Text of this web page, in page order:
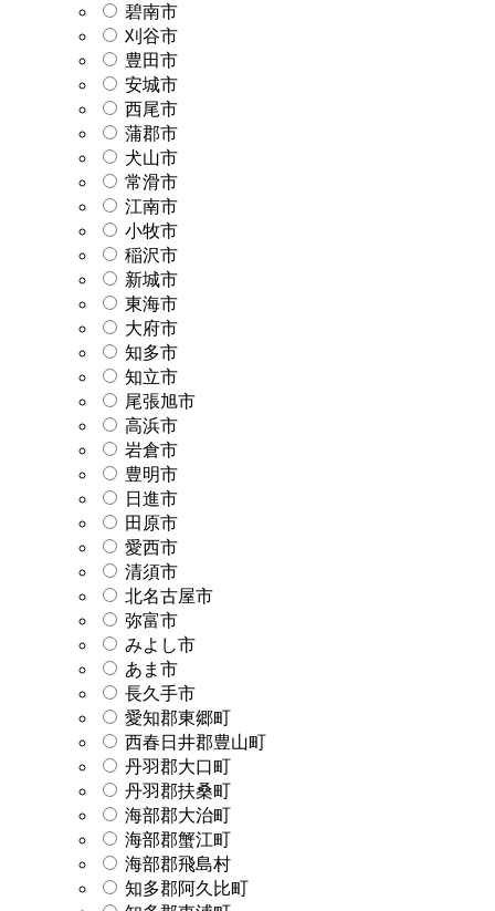
碧南市
刈谷市
豊田市
安城市
西尾市
蒲郡市
犬山市
常滑市
江南市
小牧市
稲沢市
新城市
東海市
大府市
知多市
知立市
尾張旭市
高浜市
岩倉市
豊明市
日進市
田原市
愛西市
清須市
北名古屋市
弥富市
みよし市
あま市
長久手市
愛知郡東郷町
西春日井郡豊山町
丹羽郡大口町
丹羽郡扶桑町
海部郡大治町
海部郡蟹江町
海部郡飛島村
知多郡阿久比町